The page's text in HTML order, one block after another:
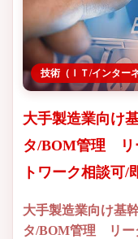
技術（ＩＴ/インター
大手製造業向け
タ/BOM管理 リ
トワーク相談可/
大手製造業向け基
タ/BOM管理 リー